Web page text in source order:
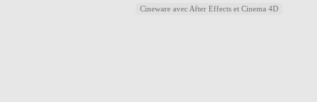
Cineware avec After Effects et Cinema 4D